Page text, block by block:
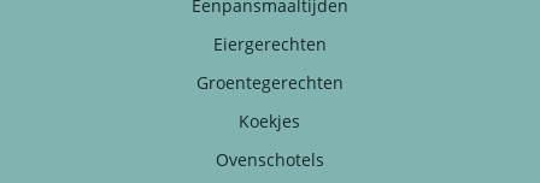
Eenpansmaaltijden
Eiergerechten
Groentegerechten
Koekjes
Ovenschotels